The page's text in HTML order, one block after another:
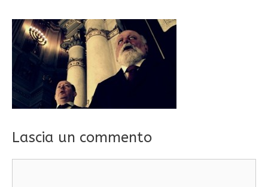
Lascia un commento